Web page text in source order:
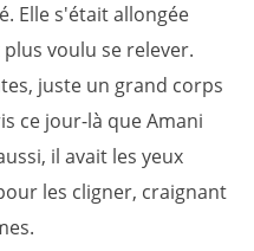
Elle s'était allongée
voulu se relever.
juste un grand corps
ce jour-là que Amani
il avait les yeux
les cligner, craignant